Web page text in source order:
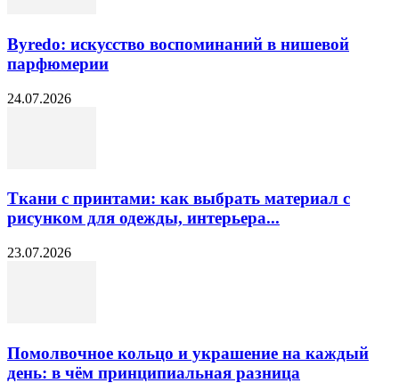
Byredo: искусство воспоминаний в нишевой
парфюмерии
24.07.2026
Ткани с принтами: как выбрать материал с
рисунком для одежды, интерьера...
23.07.2026
Помолвочное кольцо и украшение на каждый
день: в чём принципиальная разница